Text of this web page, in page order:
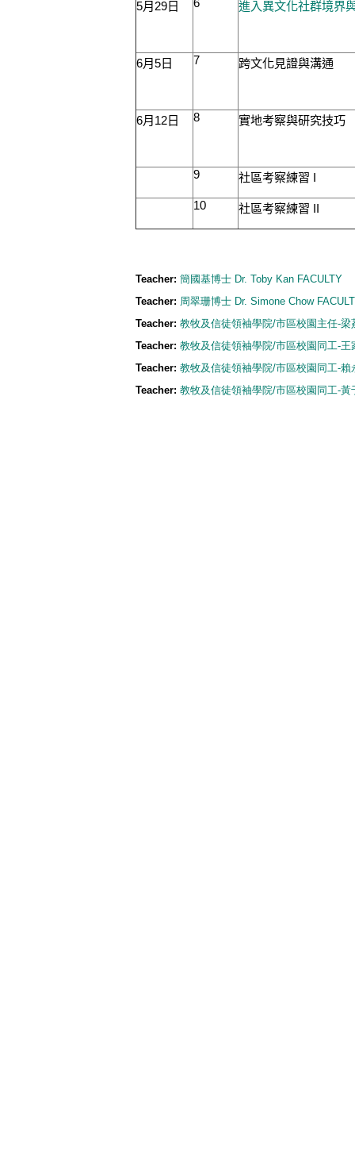
5月 29日 6 進入異文化社群境界
6月5日 7 跨文化見證與溝通
6月 12日 8 實地考察與研究技巧
9 社區考察練習 I
10 社區考察練習 II
Teacher:簡國基博士 Dr. Toby Kan FACULTY
Teacher: 周翠珊博士 Dr. Simone Chow
Teacher:教牧及信徒領袖學院/市區校園主任-梁
Teacher:教牧及信徒領袖學院/市區校園同工-王
Teacher:教牧及信徒領袖學院/市區校園同工-
Teacher:教牧及信徒領袖學院/市區校園同工-